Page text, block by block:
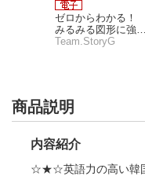
ゼロからわかる！
みるみる図形に強く
なるマンガ
Team.StoryG
商品説明
内容紹介
☆★☆英語力の高い韓